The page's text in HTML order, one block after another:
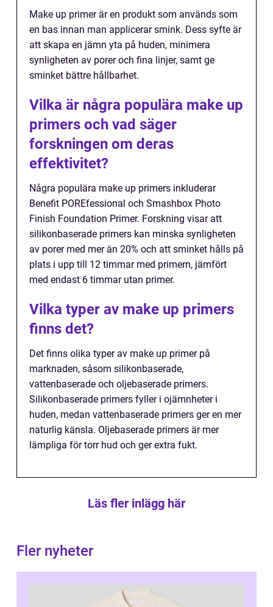
Make up primer är en produkt som används som
en bas innan man applicerar smink. Dess syfte är
att skapa en jämn yta på huden, minimera
synligheten av porer och fina linjer, samt ge
sminket bättre hållbarhet.
Vilka är några populära make up
primers och vad säger
forskningen om deras
effektivitet?
Några populära make up primers inkluderar
Benefit POREfessional och Smashbox Photo
Finish Foundation Primer. Forskning visar att
silikonbaserade primers kan minska synligheten
av porer med mer än 20% och att sminket hålls på
plats i upp till 12 timmar med primern, jämfört
med endast 6 timmar utan primer.
Vilka typer av make up primers
finns det?
Det finns olika typer av make up primer på
marknaden, såsom silikonbaserade,
vattenbaserade och oljebaserade primers.
Silikonbaserade primers fyller i ojämnheter i
huden, medan vattenbaserade primers ger en mer
naturlig känsla. Oljebaserade primers är mer
lämpliga för torr hud och ger extra fukt.
Läs fler inlägg här
Fler nyheter